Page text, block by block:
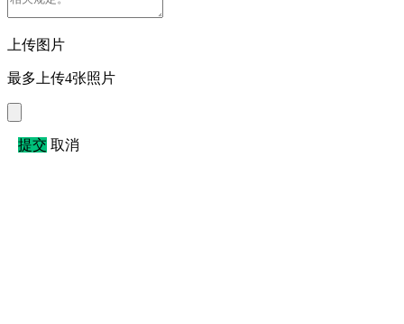
上传图片
最多上传4张照片
提交 取消